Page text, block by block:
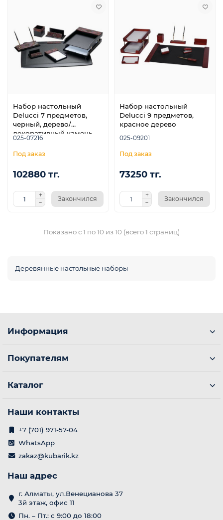
Набор настольный
Delucci 7 предметов,
черный, дерево/
декоративный камень
025-07216
102880 тг.
Закончился
Набор настольный
Delucci 9 предметов,
красное дерево
025-09201
73250 тг.
Закончился
Показано с 1 по 10 из 10 (всего 1 страниц)
Деревянные настольные наборы
Информация
Покупателям
Каталог
Наши контакты
+7 (701) 971-57-04
WhatsApp
zakaz@kubarik.kz
Наш адрес
г. Алматы, ул.Венецианова 37
3й этаж, офис 11
Пн. – Пт.: с 9:00 до 18:00